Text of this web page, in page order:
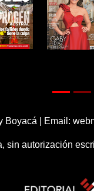
Boyacá | Email:
autorización